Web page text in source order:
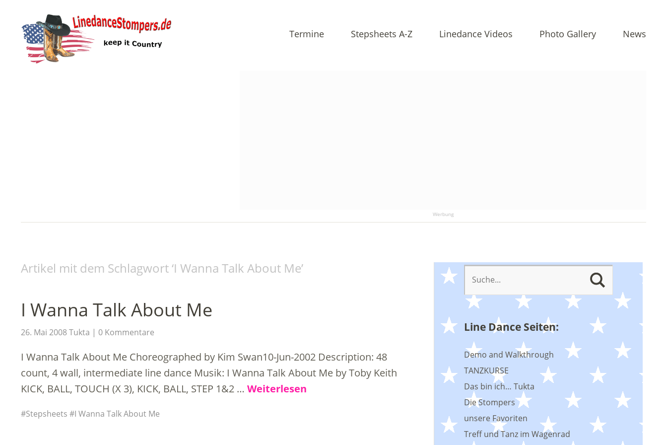
Termine Stepsheets A-Z Linedance Videos Photo Gallery News
Werbung
Artikel mit dem Schlagwort ‘I Wanna Talk About Me’
I Wanna Talk About Me
26. Mai 2008Tukta 0 Kommentare
I Wanna Talk About Me Choreographed by Kim Swan10-Jun-2002 Description: 48
count, 4 wall, intermediate line dance Musik: I Wanna Talk About Me by Toby Keith
KICK, BALL, TOUCH (X 3), KICK, BALL, STEP 1&2 … Weiterlesen
Stepsheets I Wanna Talk About Me
Line Dance Seiten:
Demo and Walkthrough
TANZKURSE
Das bin ich… Tukta
Die Stompers
unsere Favoriten
Treff und Tanz im Wagenrad